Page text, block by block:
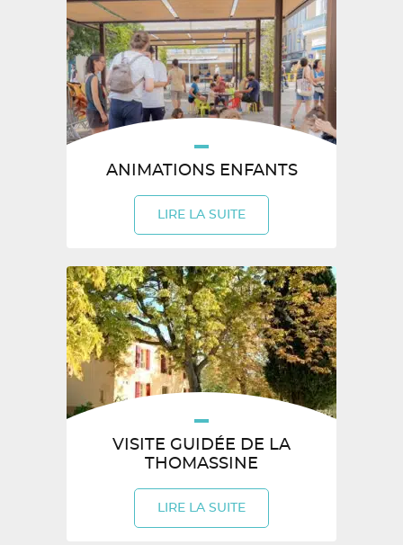
ANIMATIONS ENFANTS
LIRE LA SUITE
VISITE GUIDÉE DE LA
THOMASSINE
LIRE LA SUITE